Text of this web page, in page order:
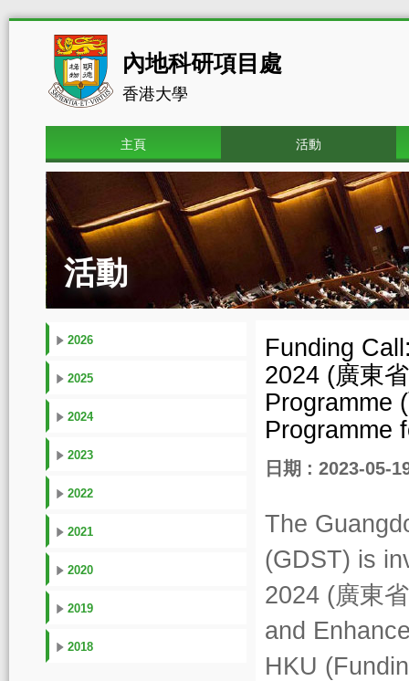
內地科研項目處
香港大學
主頁 活動
活動
2026
2025
2024
2023
2022
2021
2020
2019
2018
Funding
2024 (廣東
Programme
Programme
日期 : 2023-05-
The
(GDST) is
2024 (廣東
and
HKU